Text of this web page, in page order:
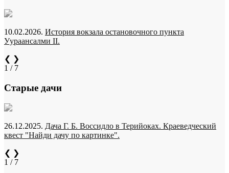
10.02.2026. История вокзала остановочного пункта
Уураансалми II.
❮ ❯
1 / 7
Старые дачи
26.12.2025. Дача Г. Б. Воссидло в Терийоках. Краеведческий
квест "Найди дачу по картинке".
❮ ❯
1 / 7